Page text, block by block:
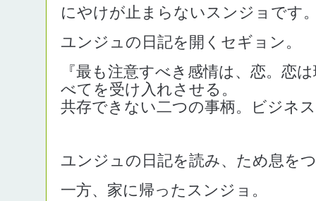
にやけが止まらないスンジョです
ユンジュの日記を開くセギョン。
『最も注意すべき感情は、恋。恋
べてを受け入れさせる。
共存できない二つの事柄。ビジネ
ユンジュの日記を読み、ため息を
一方、家に帰ったスンジョ。